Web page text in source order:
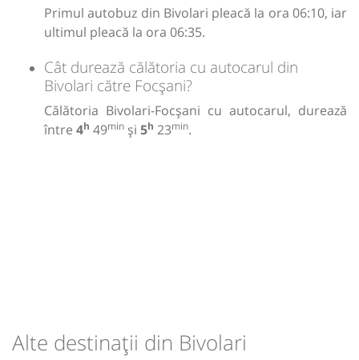
Primul autobuz din Bivolari pleacă la ora 06:10, iar
ultimul pleacă la ora 06:35.
Cât durează călătoria cu autocarul din
Bivolari către Focșani?
Călătoria Bivolari-Focșani cu autocarul, durează
între 4h 49min și 5h 23min.
Alte destinații din Bivolari